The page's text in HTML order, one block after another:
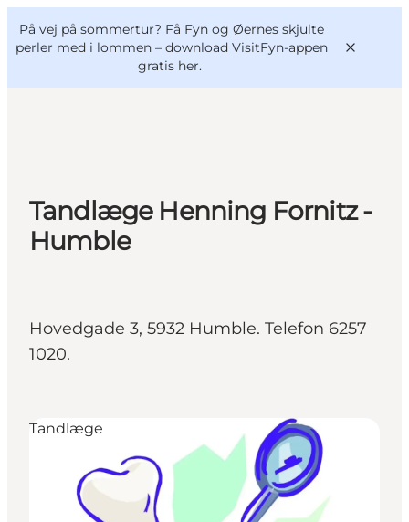
På vej på sommertur? Få Fyn og Øernes skjulte
perler med i lommen – download VisitFyn-appen
gratis her.
Oplevelser
Outdoor
Mad og drikke
VisitFyn
Deutsch
Tandlæge Henning Fornitz -
Humble
Hovedgade 3, 5932 Humble. Telefon 6257
1020.
Tandlæge